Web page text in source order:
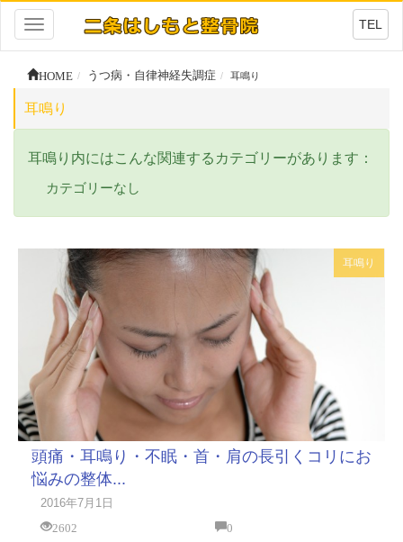
Toggle
navigation
TEL
HOME うつ病・自律神経失調症 耳鳴り
耳鳴り
耳鳴り内にはこんな関連するカテゴリーがあります：
カテゴリーなし
耳鳴り
頭痛・耳鳴り・不眠・首・肩の長引くコリにお
悩みの整体...
2016年7月1日
2602
0